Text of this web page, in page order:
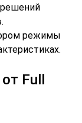
режимы
Full